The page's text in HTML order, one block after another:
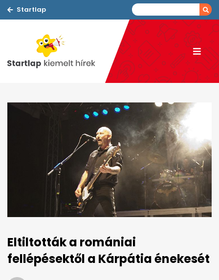
Startlap
Eltiltották a romániai
fellépésektől a Kárpátia énekesét